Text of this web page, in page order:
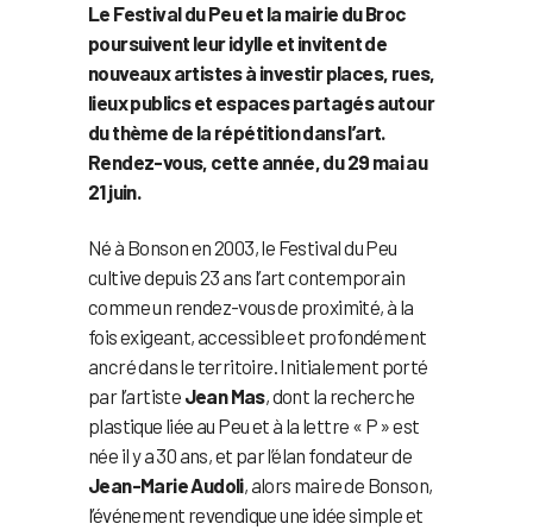
Le Festival du Peu et la mairie du Broc
poursuivent leur idylle et invitent de
nouveaux artistes à investir places, rues,
lieux publics et espaces partagés autour
du thème de la répétition dans l’art.
Rendez-vous, cette année, du 29 mai au
21 juin.
Né à Bonson en 2003, le Festival du Peu
cultive depuis 23 ans l’art contemporain
comme un rendez-vous de proximité, à la
fois exigeant, accessible et profondément
ancré dans le territoire. Initialement porté
par l’artiste Jean Mas, dont la recherche
plastique liée au Peu et à la lettre « P » est
née il y a 30 ans, et par l’élan fondateur de
Jean-Marie Audoli, alors maire de Bonson,
l’événement revendique une idée simple et